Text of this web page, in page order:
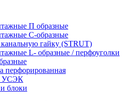
П образные
C-образные
гайку (STRUT)
L- образные / перфоуголки
перфорированная
УСЭК
блоки